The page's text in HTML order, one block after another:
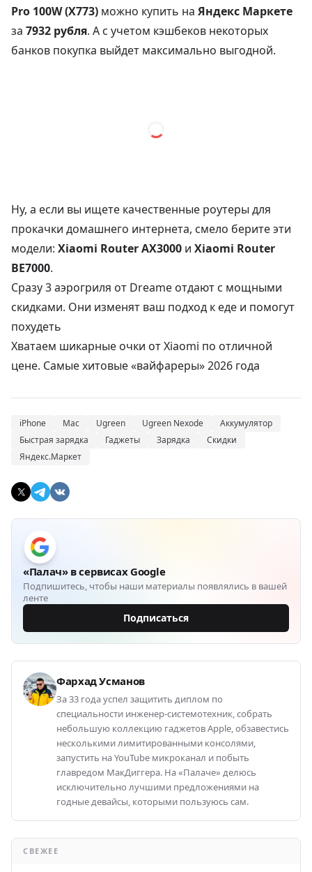
Pro 100W (X773) можно купить на Яндекс Маркете
за 7932 рубля. А с учетом кэшбеков некоторых
банков покупка выйдет максимально выгодной.
Ну, а если вы ищете качественные роутеры для
прокачки домашнего интернета, смело берите эти
модели: Xiaomi Router AX3000 и Xiaomi Router
BE7000.
Сразу 3 аэрогриля от Dreame отдают с мощными
скидками. Они изменят ваш подход к еде и помогут
похудеть
Хватаем шикарные очки от Xiaomi по отличной
цене. Самые хитовые «вайфареры» 2026 года
iPhone Mac Ugreen Ugreen Nexode
Аккумулятор
Быстрая зарядка
Гаджеты Зарядка
Скидки
Яндекс.Маркет
«Палач» в сервисах Google
Подпишитесь, чтобы наши материалы появлялись в вашей
ленте
Подписаться
Фархад Усманов
За 33 года успел защитить диплом по
специальности инженер-системотехник, собрать
небольшую коллекцию гаджетов Apple, обзавестись
несколькими лимитированными консолями,
запустить на YouTube микроканал и побыть
главредом МакДиггера. На «Палаче» делюсь
исключительно лучшими предложениями на
годные девайсы, которыми пользуюсь сам.
СВЕЖЕЕ